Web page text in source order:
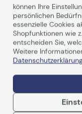
dem gepolsterten
Geräte
können. Er ist an
bietet spezielle
Zubehör. Die
belüftete
Tragekomfort auch
können Ihre
persönlichen
essenzielle Cookies
Shopfunktionen wie
entscheiden Sie,
Weitere